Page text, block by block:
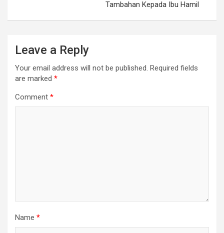
Tambahan Kepada Ibu Hamil
Leave a Reply
Your email address will not be published. Required fields
are marked *
Comment *
Name *